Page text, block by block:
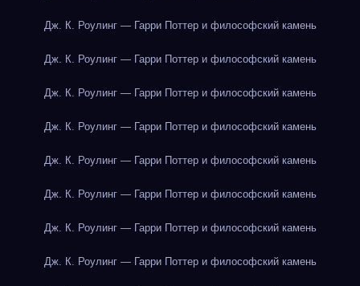
Дж. К. Роулинг — Гарри Поттер и философский камень
Дж. К. Роулинг — Гарри Поттер и философский камень
Дж. К. Роулинг — Гарри Поттер и философский камень
Дж. К. Роулинг — Гарри Поттер и философский камень
Дж. К. Роулинг — Гарри Поттер и философский камень
Дж. К. Роулинг — Гарри Поттер и философский камень
Дж. К. Роулинг — Гарри Поттер и философский камень
Дж. К. Роулинг — Гарри Поттер и философский камень